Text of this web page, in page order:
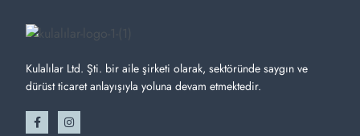
Kulalılar Ltd. Şti. bir aile şirketi olarak, sektöründe saygın ve
dürüst ticaret anlayışıyla yoluna devam etmektedir.